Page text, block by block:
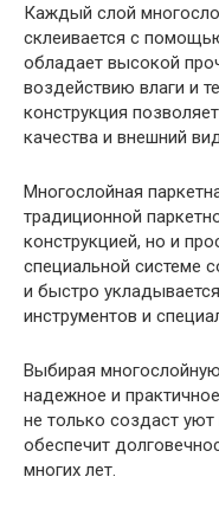
Каждый слой
склеивается с
обладает высокой
воздействию влаги и
конструкция
качества и внешний
Многослойная
традиционной
конструкцией, но и
специальной системе
и быстро
инструментов и
Выбирая
надежное и
не только создаст
обеспечит
многих лет.